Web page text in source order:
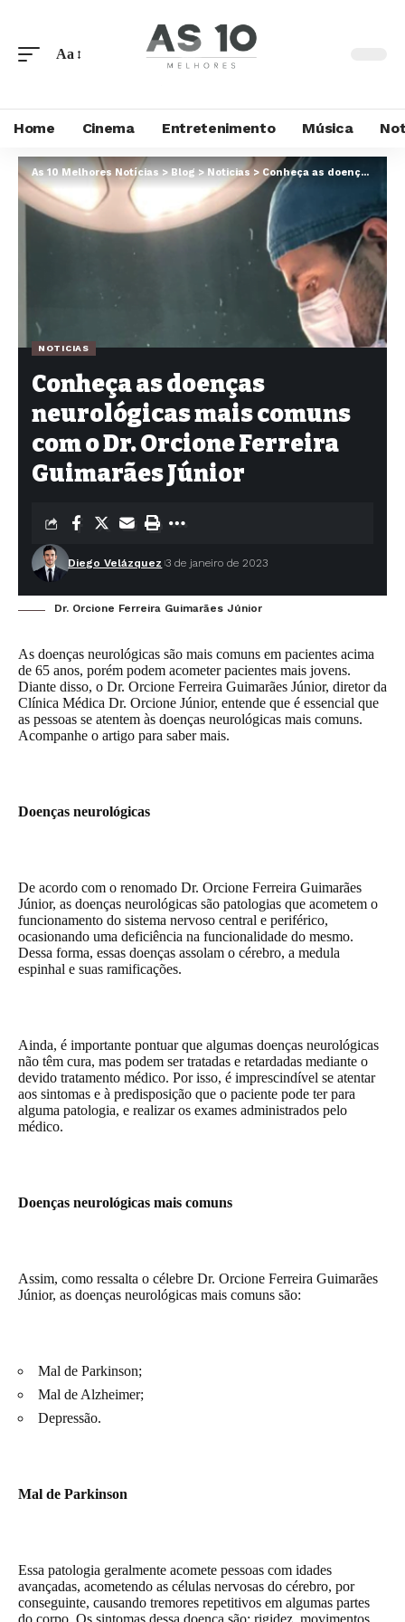
Aa
Home Cinema Entretenimento Música
As 10 Melhores Notícias>Blog>Noticias> Conheça as doenças neurológicas mais comuns com o Dr. Orcione Ferreira Guimarães Júnior
NOTICIAS
Conheça as doenças
neurológicas mais comuns
com o Dr. Orcione Ferreira
Guimarães Júnior
Diego Velázquez 3 de janeiro de 2023
Dr. Orcione Ferreira Guimarães Júnior
As doenças neurológicas são mais comuns em pacientes acima
de 65 anos, porém podem acometer pacientes mais jovens.
Diante disso, o Dr. Orcione Ferreira Guimarães Júnior, diretor da
Clínica Médica Dr. Orcione Júnior, entende que é essencial que
as pessoas se atentem às doenças neurológicas mais comuns.
Acompanhe o artigo para saber mais.
Doenças neurológicas
De acordo com o renomado Dr. Orcione Ferreira Guimarães
Júnior, as doenças neurológicas são patologias que acometem o
funcionamento do sistema nervoso central e periférico,
ocasionando uma deficiência na funcionalidade do mesmo.
Dessa forma, essas doenças assolam o cérebro, a medula
espinhal e suas ramificações.
Ainda, é importante pontuar que algumas doenças neurológicas
não têm cura, mas podem ser tratadas e retardadas mediante o
devido tratamento médico. Por isso, é imprescindível se atentar
aos sintomas e à predisposição que o paciente pode ter para
alguma patologia, e realizar os exames administrados pelo
médico.
Doenças neurológicas mais comuns
Assim, como ressalta o célebre Dr. Orcione Ferreira Guimarães
Júnior, as doenças neurológicas mais comuns são:
Mal de Parkinson;
Mal de Alzheimer;
Depressão.
Mal de Parkinson
Essa patologia geralmente acomete pessoas com idades
avançadas, acometendo as células nervosas do cérebro, por
conseguinte, causando tremores repetitivos em algumas partes
do corpo. Os sintomas dessa doença são: rigidez, movimentos